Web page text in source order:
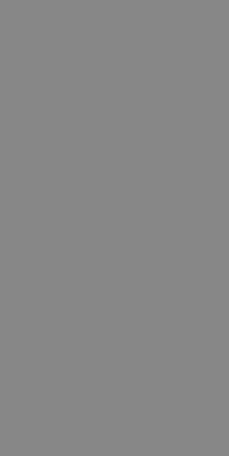
servizio
le preferenze di
di analisi web
di siti
e misurare le
cui il prefisso
che si
che imposta il
cui il prefisso
che si
che imposta il
dall'operatore
di Google) per
i cookie.